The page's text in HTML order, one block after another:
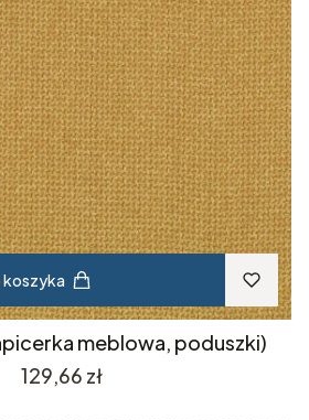
koszyka
meblowa, poduszki)
Cena
129,66 zł